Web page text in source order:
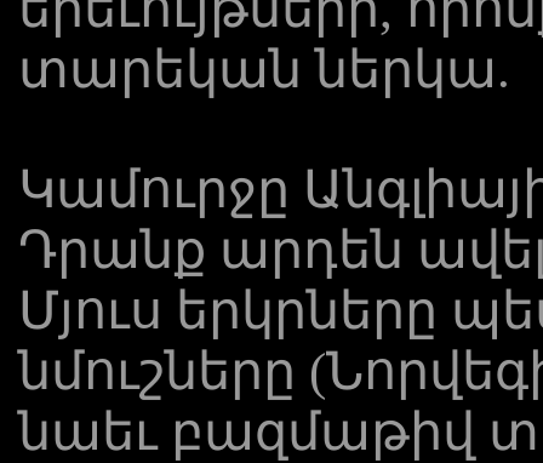
տարեկան ներկա.
Կամուրջը
Դրանք արդեն
Մյուս երկրները
նմուշները
նաեւ բազմաթիվ